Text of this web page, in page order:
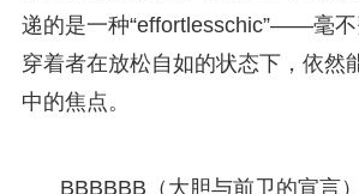
递的是一种“effortlesschic”——毫
穿着者在放松自如的状态下，依然
中的焦点。
BBBBBB（大胆与前卫的宣言